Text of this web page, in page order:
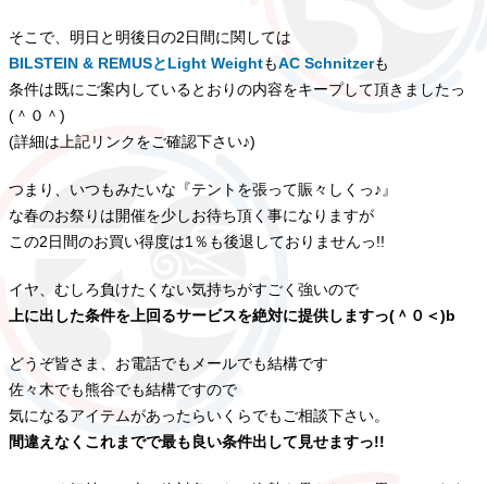
そこで、明日と明後日の2日間に関しては
BILSTEIN & REMUSとLight WeightもAC Schnitzerも
条件は既にご案内しているとおりの内容をキープして頂きましたっ
(＾０＾)
(詳細は上記リンクをご確認下さい♪)
つまり、いつもみたいな『テントを張って賑々しくっ♪』
な春のお祭りは開催を少しお待ち頂く事になりますが
この2日間のお買い得度は1％も後退しておりませんっ!!
イヤ、むしろ負けたくない気持ちがすごく強いので
上に出した条件を上回るサービスを絶対に提供しますっ(＾０＜)b
どうぞ皆さま、お電話でもメールでも結構です
佐々木でも熊谷でも結構ですので
気になるアイテムがあったらいくらでもご相談下さい。
間違えなくこれまでで最も良い条件出して見せますっ!!